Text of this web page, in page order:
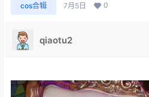
cos合辑 7月5日 0
qiaotu2